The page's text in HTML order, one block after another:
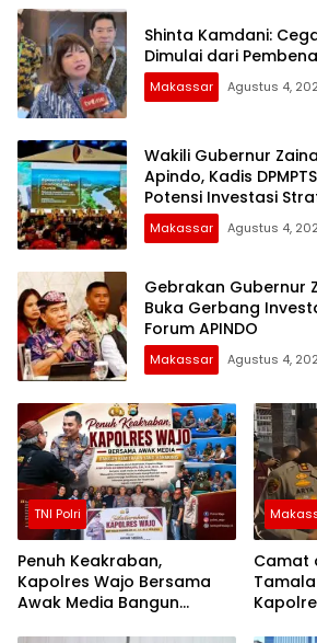
Shinta Kamdani:
Dimulai dari
Makassar Agustus 4,
Wakili Gubernur
Apindo, Kadis
Potensi Investasi
Makassar Agustus 4,
Gebrakan Gubernur
Buka Gerbang
Forum APINDO
Makassar Agustus 4,
TNI Polri
Penuh Keakraban,
Kapolres Wajo Bersama
Awak Media Bangun
Camat